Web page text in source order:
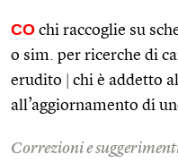
CO chi raccoglie su
o sim. per ricerche di
erudito
chi è addetto
all’aggiornamento di
Correzioni e